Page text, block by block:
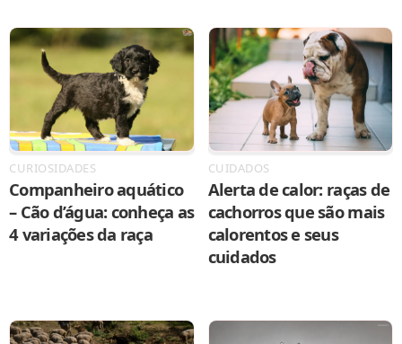
CURIOSIDADES
Companheiro aquático
– Cão d’água: conheça as
4 variações da raça
CUIDADOS
Alerta de calor: raças de
cachorros que são mais
calorentos e seus
cuidados